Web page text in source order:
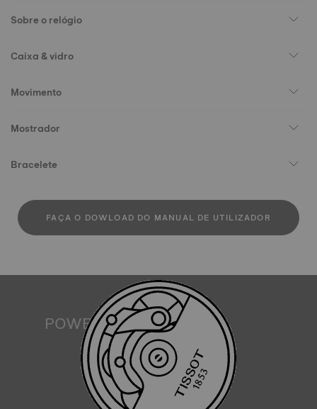
Sobre o relógio
Caixa & vidro
Movimento
Mostrador
Bracelete
FAÇA O DOWLOAD DO MANUAL DE UTILIZADOR
POWERMATIC 80
Um relógio automático funciona com base na energia de
quem o usa. São os movimentos dos pulsos que permitem
o funcionamento do mecanismo. O Powermatic 80
proporciona 80 horas de reserva de marcha, suficientes
para continuar a apresentar as horas de forma precisa
mesmo após 3 dias sem usar o relógio. Um movimento